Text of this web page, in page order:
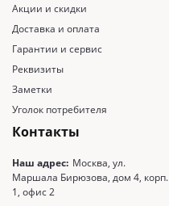
Акции и скидки
Доставка и оплата
Гарантии и сервис
Реквизиты
Заметки
Уголок потребителя
Контакты
Наш адрес: Москва, ул.
Маршала Бирюзова, дом 4, корп.
1, офис 2